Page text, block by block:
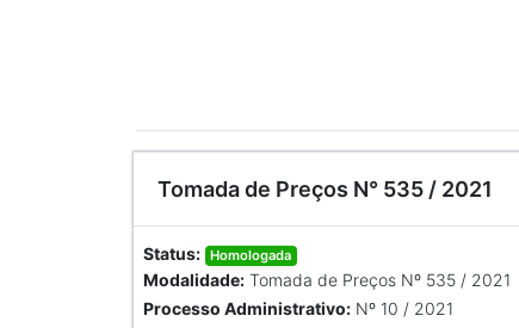
Tomada de Preços N° 535 / 2021
Status: Homologada
Modalidade: Tomada de Preços Nº 535 / 2021
Processo Administrativo: Nº 10 / 2021